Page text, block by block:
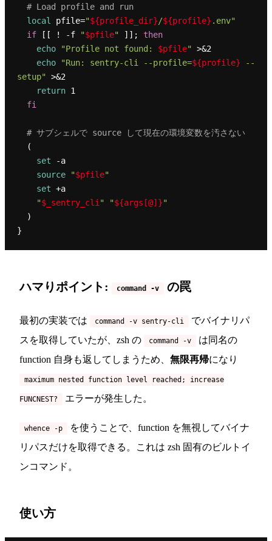
# Load profile and run
local pfile="${profile_dir}/${profile} .env"
if [[ ! -f "$pfile" ]]; then
echo
"Profile not found: $pfile" >&2
echo
"Run: sentry-cli --profile=${profile} --
setup" >&2
return 1
fi
# サブシェルで source して現在の環境変数を汚さない
set -a
source
"$pfile"
set +a
"$_sentry_cli" "${args[@]}"
ハマりポイント: command -v の罠
最初の実装では command -v sentry-cli
でバイナリパ
スを取得していたが、zsh の
command -v
は同名の
function 自身も返してしまうため、 無限再帰になり
maximum nested function level reached; increase
FUNCNEST? エラーが発生した。
whence -p
を使うことで、function を無視してバイナ
リパスだけを取得できる。これは zsh 固有のビルトイ
ンコマンド。
使い方